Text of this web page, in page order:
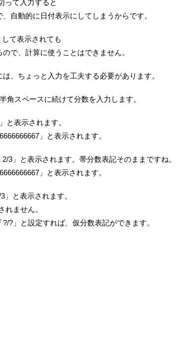
って入力すると
自動的に日付表示にしてしまうからです。
して表示されても
で、計算に使うことはできません。
、ちょっと入力を工夫する必要があります。
角スペースに続けて分数を入力します。
と表示されます。
」と表示されます。
2/3」と表示されます。帯分数表記そのままですね。
」と表示されます。
」と表示されます。
れません。
?」と設定すれば、仮分数表記ができます。